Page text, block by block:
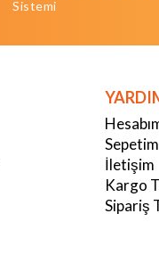
Sistemi
Sepetim
İletişim
Kargo
Sipariş